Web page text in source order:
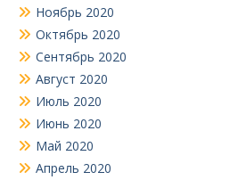
Ноябрь 2020
Октябрь 2020
Сентябрь 2020
Август 2020
Июль 2020
Июнь 2020
Май 2020
Апрель 2020